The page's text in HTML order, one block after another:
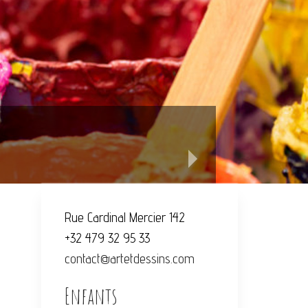
Rue Cardinal Mercier 142
+32 479 32 95 33
contact@artetdessins.com
Enfants